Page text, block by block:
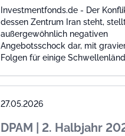
Investmentfonds.de - Der
dessen Zentrum Iran steht,
außergewöhnlich negativen
Angebotsschock dar, mit
Folgen für einige
27.05.2026
DPAM | 2. Halbjahr